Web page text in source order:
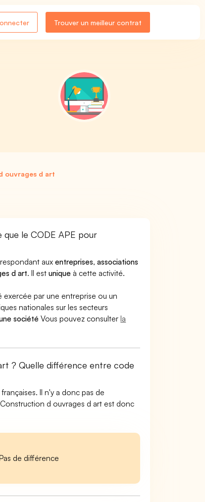
Trouver un meilleur contrat
ouvrages d art
que le CODE APE pour
auxentreprises,associations
d art. Il estunique à cette activité.
par une entreprise ou un
nationales sur les secteurs
sociétéVous pouvez consulterla
? Quelle différence entre code
Il n'y a donc pas de
d ouvrages d art est donc
de différence